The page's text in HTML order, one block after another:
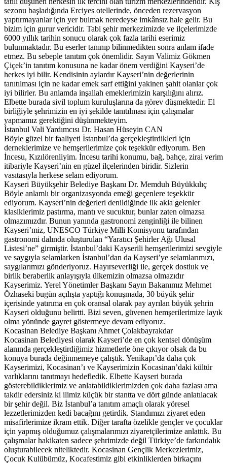
sezonu başladığında Erciyes otellerinde, önceden rezervasyon
yaptırmayanlar için yer bulmak neredeyse imkânsız hale gelir. Bu
bizim için gurur vericidir. Tabi şehir merkezimizde ve ilçelerimizde
6000 yıllık tarihin sonucu olarak çok fazla tarihi eserimiz
bulunmaktadır. Bu eserler tanınıp bilinmedikten sonra anlam ifade
etmez. Bu sebeple tanıtım çok önemlidir. Sayın Valimiz Gökmen
Çiçek’in tanıtım konusuna ne kadar önem verdiğini Kayseri’de
herkes iyi bilir. Kendisinin aylardır Kayseri’nin değerlerinin
tanıtılması için ne kadar emek sarf ettiğini yakinen şahit olanlar çok
iyi bilirler. Bu anlamda inşallah emeklerimizin karşılığını alırız.
Elbette burada sivil toplum kuruluşlarına da görev düşmektedir. El
birliğiyle şehrimizin en iyi şekilde tanıtılması için çalışmalar
yapmamız gerektiğini düşünmekteyim.
İstanbul Vali Yardımcısı Dr. Hasan Hüseyin CAN
Böyle güzel bir faaliyeti İstanbul’da gerçekleştirdikleri için
derneklerimize ve hemşerilerimize çok teşekkür ediyorum. Ben
İncesu, Kızılörenliyim. İncesu tarihi konumu, bağ, bahçe, zirai verim
itibariyle Kayseri’nin en güzel ilçelerinden biridir. Sizlerin
vasıtasıyla herkese selam ediyorum.
Kayseri Büyükşehir Belediye Başkanı Dr. Memduh Büyükkılıç
Böyle anlamlı bir organizasyonda emeği geçenlere teşekkür
ediyorum. Kayseri’nin değerleri denildiğinde ilk akla gelenler
klasiklerimiz pastırma, mantı ve sucuktur, bunlar zaten olmazsa
olmazımızdır. Bunun yanında gastronomi zenginliği ile bilinen
Kayseri’miz, UNESCO Türkiye Milli Komisyonu tarafından
gastronomi dalında oluşturulan “Yaratıcı Şehirler Ağı Ulusal
Listesi’ne” girmiştir. İstanbul’daki Kayserili hemşerilerimizi sevgiyle
ve saygıyla selamlarken İstanbul’dan da Kayseri’ye selamlarımızı,
saygılarımızı gönderiyoruz. Hayırseverliği ile, gerçek dostluk ve
birlik beraberlik anlayışıyla ülkemizin olmazsa olmazıdır
Kayserimiz. Yerel Yönetimler Başkanı Sayın Bakanımız Mehmet
Özhaseki bugün açılışta yaptığı konuşmada, 30 büyük şehir
içerisinde yatırıma en çok oransal olarak pay ayrılan büyük şehrin
Kayseri olduğunu belirtti. Bizi seven, güvenen hemşerilerimize layık
olma yönünde gayret göstermeye devam ediyoruz.
Kocasinan Belediye Başkanı Ahmet Çolakbayrakdar
Kocasinan Belediyesi olarak Kayseri’de en çok kentsel dönüşüm
alanında gerçekleştirdiğimiz hizmetlerle öne çıkıyor olsak da bu
konuya burada değinmemeye çalıştık. Yenikapı’da daha çok
Kayserimizi, Kocasinan’ı ve Kayserimizin Kocasinan’daki kültür
varlıklarını tanıtmayı hedefledik. Elbette Kayseri burada
gösterebildiklerimiz ve anlatabildiklerimizden çok daha fazlası ama
takdir edersiniz ki ilimiz küçük bir stantta ve dört günde anlatılacak
bir şehir değil. Biz İstanbul’a tanıtım amaçlı olarak yöresel
lezzetlerimizden kedi bacağını getirdik. Standımızı ziyaret eden
misafirlerimize ikram ettik. Diğer tarafta özelikle gençler ve çocuklar
için yapmış olduğumuz çalışmalarımızı ziyaretçilerimize anlattık. Bu
çalışmalar hakikaten sadece şehrimizde değil Türkiye’de farkındalık
oluşturabilecek niteliktedir. Kocasinan Gençlik Merkezlerimiz,
Çocuk Kulübümüz, Kocafestimiz gibi etkinliklerden birkaçını